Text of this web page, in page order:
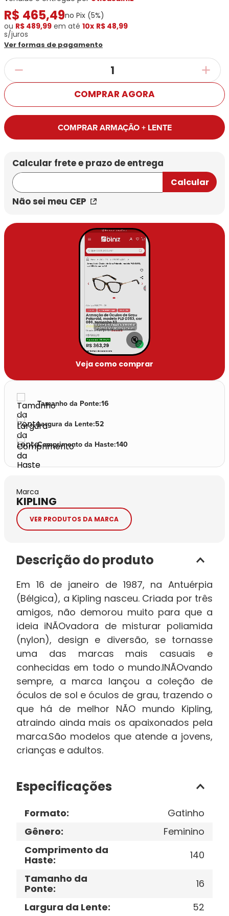
Ban
Todas
as
Marcas
Marcas
Exclusivas
Miu
Polaroid
Vogue
Todas
Exclusivas
Bulget
Todas
as
Marcas
Marcas
Unissex
Marcas
Exclusivas
Dii
Collection
R$ 465,49no Pix (5%)
ou R$ 489,99 em até 10x R$ 48,99
s/juros
Ver formas de pagamento
COMPRAR AGORA
COMPRAR ARMAÇÃO + LENTE
Não sei meu CEP
🔇
Veja como comprar
Tamanho da Ponte:16
Largura da Lente:52
Comprimento da Haste:140
Marca
KIPLING
VER PRODUTOS DA MARCA
Descrição do produto
Em 16 de janeiro de 1987, na Antuérpia
(Bélgica), a Kipling nasceu. Criada por três
amigos, não demorou muito para que a
ideia iNÃOvadora de misturar poliamida
(nylon), design e diversão, se tornasse
uma das marcas mais casuais e
conhecidas em todo o mundo.INÃOvando
sempre, a marca lançou a coleção de
óculos de sol e óculos de grau, trazendo o
que há de melhor NÃO mundo Kipling,
atraindo ainda mais os apaixonados pela
marca.São modelos que atende a jovens,
crianças e adultos.
Especificações
Formato:
Gatinho
Gênero:
Feminino
Comprimento da
Haste:
140
Tamanho da
Ponte:
16
Largura da Lente: 52